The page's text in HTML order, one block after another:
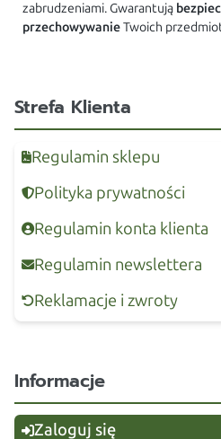
zabrudzeniami. Gwarantują
przechowywanieTwoich
Strefa Klienta
Regulamin sklepu
Polityka prywatności
Regulamin konta klienta
Regulamin newslettera
Reklamacje i zwroty
Informacje
Zaloguj się